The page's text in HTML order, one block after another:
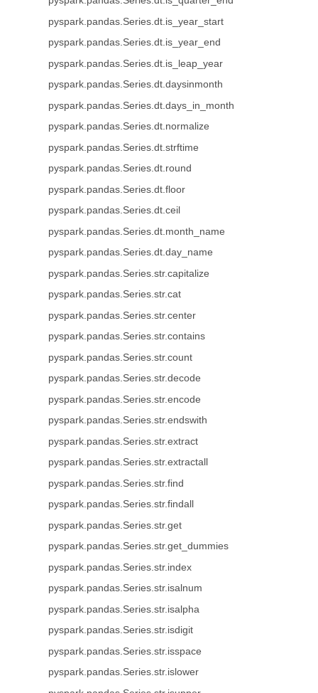
pyspark.pandas.Series.dt.is_year_start
pyspark.pandas.Series.dt.is_year_end
pyspark.pandas.Series.dt.is_leap_year
pyspark.pandas.Series.dt.daysinmonth
pyspark.pandas.Series.dt.days_in_month
pyspark.pandas.Series.dt.normalize
pyspark.pandas.Series.dt.strftime
pyspark.pandas.Series.dt.round
pyspark.pandas.Series.dt.floor
pyspark.pandas.Series.dt.ceil
pyspark.pandas.Series.dt.month_name
pyspark.pandas.Series.dt.day_name
pyspark.pandas.Series.str.capitalize
pyspark.pandas.Series.str.cat
pyspark.pandas.Series.str.center
pyspark.pandas.Series.str.contains
pyspark.pandas.Series.str.count
pyspark.pandas.Series.str.decode
pyspark.pandas.Series.str.encode
pyspark.pandas.Series.str.endswith
pyspark.pandas.Series.str.extract
pyspark.pandas.Series.str.extractall
pyspark.pandas.Series.str.find
pyspark.pandas.Series.str.findall
pyspark.pandas.Series.str.get
pyspark.pandas.Series.str.get_dummies
pyspark.pandas.Series.str.index
pyspark.pandas.Series.str.isalnum
pyspark.pandas.Series.str.isalpha
pyspark.pandas.Series.str.isdigit
pyspark.pandas.Series.str.isspace
pyspark.pandas.Series.str.islower